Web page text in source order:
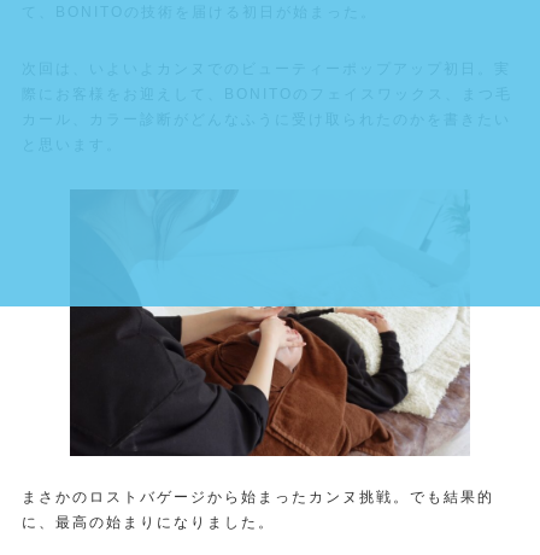
まさかのロストバゲージから始まったカンヌ挑戦。でも結果的
に、最高の始まりになりました。